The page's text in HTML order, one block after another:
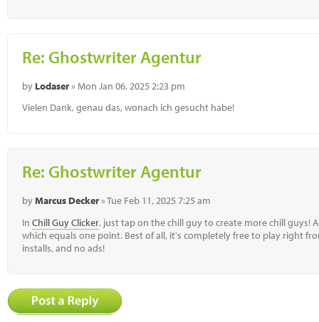
Re: Ghostwriter Agentur
by Lodaser» Mon Jan 06, 2025 2:23 pm
Vielen Dank, genau das, wonach ich gesucht habe!
Re: Ghostwriter Agentur
byMarcus Decker» Tue Feb 11, 2025 7:25 am
In Chill Guy Clicker, just tap on the chill guy to create more chill guys!
which equals one point. Best of all, it's completely free to play right
installs, and no ads!